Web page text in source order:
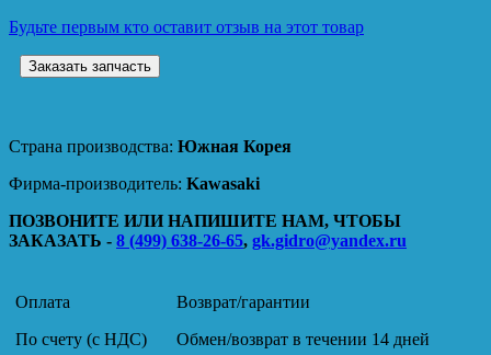
Будьте первым кто оставит отзыв на этот товар
Заказать запчасть
Страна производства: Южная Корея
Фирма-производитель: Kawasaki
ПОЗВОНИТЕ ИЛИ НАПИШИТЕ НАМ, ЧТОБЫ
ЗАКАЗАТЬ - 8 (499) 638-26-65, gk.gidro@yandex.ru
Оплата
По счету (с НДС)
Возврат/гарантии
Обмен/возврат в течении 14 дней